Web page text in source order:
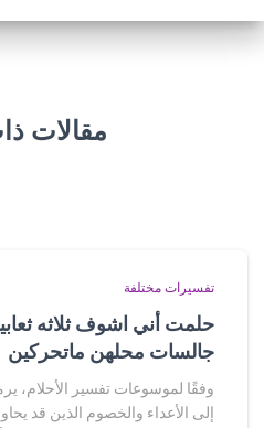
مقالات
تفسيرات مختلفة
حلمت أني اشوف ثلاثه
جالسات محلهن ماتحركين
وفقًا لموسوعات تفسير الأحلام،
إلى الأعداء والخصوم الذين قد